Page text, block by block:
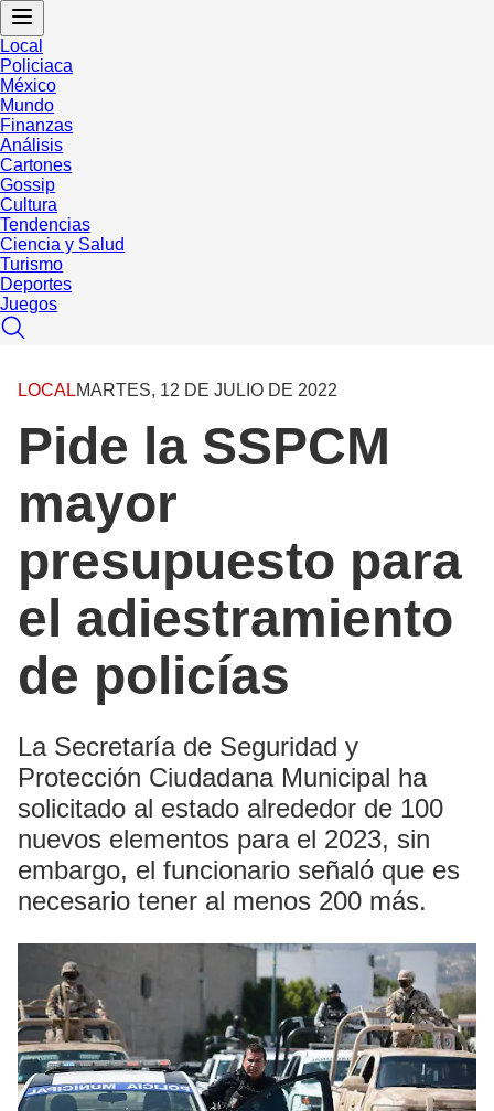
Local
Policiaca
México
Mundo
Finanzas
Análisis
Cartones
Gossip
Cultura
Tendencias
Ciencia y Salud
Turismo
Deportes
Juegos
LOCALMARTES, 12 DE JULIO DE 2022
Pide la SSPCM
mayor
presupuesto para
el adiestramiento
de policías
La Secretaría de Seguridad y
Protección Ciudadana Municipal ha
solicitado al estado alrededor de 100
nuevos elementos para el 2023, sin
embargo, el funcionario señaló que es
necesario tener al menos 200 más.